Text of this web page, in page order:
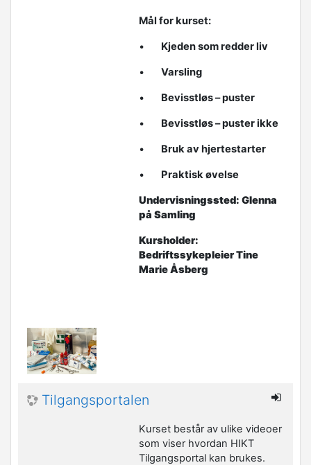
Mål for kurset:
• Kjeden som redder liv
• Varsling
• Bevisstløs – puster
• Bevisstløs – puster ikke
• Bruk av hjertestarter
• Praktisk øvelse
Undervisningssted: Glenna
på Samling
Kursholder:
Bedriftssykepleier Tine
Marie Åsberg
Tilgangsportalen
Kurset består av ulike videoer
som viser hvordan HIKT
Tilgangsportal kan brukes.